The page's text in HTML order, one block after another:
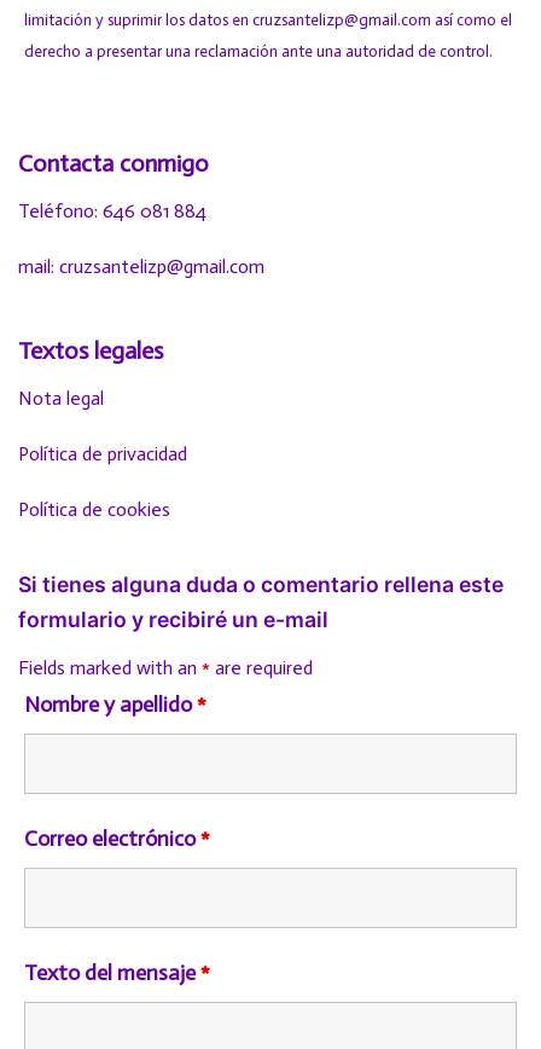
limitación y suprimir los datos en cruzsantelizp@gmail.com así como el
derecho a presentar una reclamación ante una autoridad de control.
Contacta conmigo
Teléfono: 646 081 884
mail: cruzsantelizp@gmail.com
Textos legales
Nota legal
Política de privacidad
Política de cookies
Si tienes alguna duda o comentario rellena este
formulario y recibiré un e-mail
Fields marked with an * are required
Nombre y apellido*
Correo electrónico*
Texto del mensaje*